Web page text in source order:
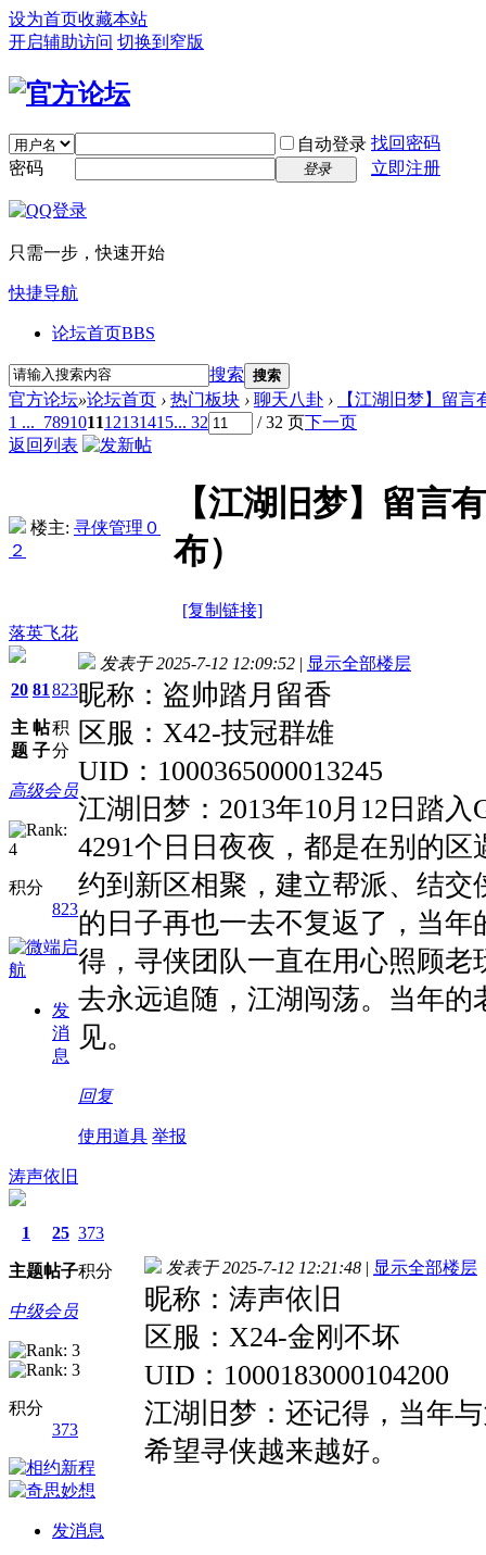
设为首页收藏本站
开启辅助访问 切换到窄版
自动登录 找回密码
密码
登录 立即注册
只需一步，快速开始
快捷导航
论坛首页BBS
搜索 搜索
官方论坛»论坛首页 › 热门板块 › 聊天八卦 ›
【江湖旧梦】留
1 ... 789101112131415... 32 / 32 页下一页
返回列表
楼主: 寻侠管理０
２
【江湖旧梦】留言
布）
[复制链接]
落英飞花
20
主
题
81
帖
子
823
积
分
高级会员
积分
823
发
消
息
发表于 2025-7-12 12:09:52 | 显示全部楼层
昵称：盗帅踏月留香
区服：X42-技冠群雄
UID：1000365000013245
江湖旧梦：2013年10月12日踏
4291个日日夜夜，都是在别的
约到新区相聚，建立帮派、结
的日子再也一去不复返了，当
得，寻侠团队一直在用心照顾
去永远追随，江湖闯荡。当年
见。
回复
使用道具 举报
涛声依旧
1
主题
25
帖子
373
积分
中级会员
积分
373
发消息
发表于 2025-7-12 12:21:48 | 显示全部楼层
昵称：涛声依旧
区服：X24-金刚不坏
UID：1000183000104200
江湖旧梦：还记得，当年
希望寻侠越来越好。